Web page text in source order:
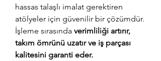
hassas talaşlı imalat gerektiren
atölyeler için güvenilir bir çözümdür.
İşleme sırasında verimliliği artırır,
takım ömrünü uzatır ve iş parçası
kalitesini garanti eder.